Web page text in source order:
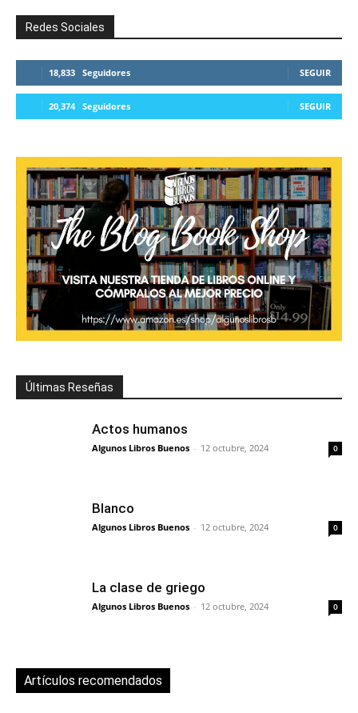
Redes Sociales
18,833 Seguidores SEGUIR
20,374 Seguidores SEGUIR
Últimas Reseñas
Actos humanos
Algunos Libros Buenos - 12 octubre, 2024 0
Blanco
Algunos Libros Buenos - 12 octubre, 2024 0
La clase de griego
Algunos Libros Buenos - 12 octubre, 2024 0
Artículos recomendados